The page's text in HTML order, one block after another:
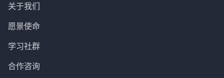
关于我们
愿景使命
学习社群
合作咨询